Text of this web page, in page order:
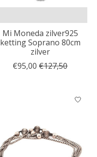
Mi Moneda zilver925
ketting Soprano 80cm
zilver
€95,00 €127,50